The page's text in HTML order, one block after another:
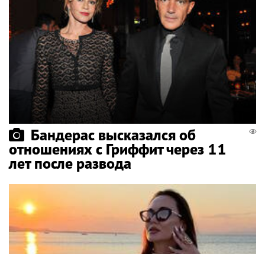
Бандерас высказался об
отношениях с Гриффит через 11
лет после развода